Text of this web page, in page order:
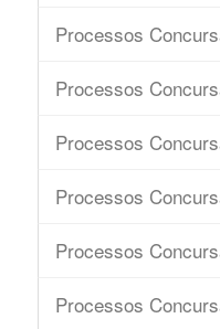
Processos
Processos
Processos
Processos
Processos
Processos